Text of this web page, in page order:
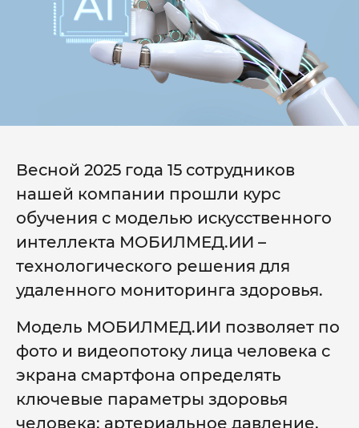
Весной 2025 года 15 сотрудников
нашей компании прошли курс
обучения с моделью искусственного
интеллекта МОБИЛМЕД.ИИ –
технологического решения для
удаленного мониторинга здоровья.
Модель МОБИЛМЕД.ИИ позволяет по
фото и видеопотоку лица человека с
экрана смартфона определять
ключевые параметры здоровья
человека: артериальное давление,